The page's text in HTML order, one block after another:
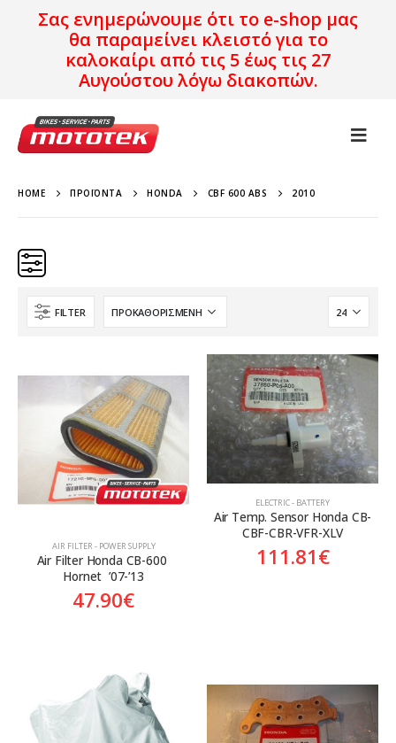
Σας ενημερώνουμε ότι το e-shop μας
θα παραμείνει κλειστό για το
καλοκαίρι από τις 5 έως τις 27
Αυγούστου λόγω διακοπών.
HOME ΠΡΟΪΌΝΤΑ HONDA CBF 600 ABS 2010
Κατηγορίες
Προϊόν Προέλευση
Aftermarket Aftermarket
Genuine
Γνήσιο
Γνήσιο
FILTER
AIR FILTER - POWER SUPPLY
Air Filter Honda CB-600
Hornet  ’07-’13
47.90€
ELECTRIC - BATTERY
Air Temp. Sensor Honda CB-
CBF-CBR-VFR-XLV
111.81€